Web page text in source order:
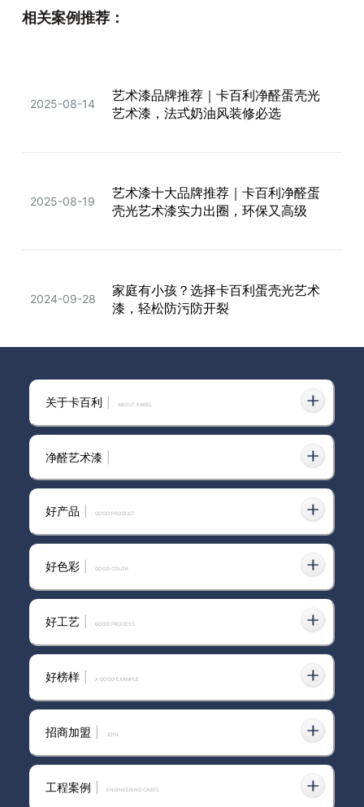
2024-05-10
与乳胶漆区别
2024-02-23
惊！蛋壳光艺术漆只要3xxx块？还包
工包料
2024-09-07
乳胶漆改艺术漆成功下车！实拍真的
很不错！！！
相关案例推荐：
2025-08-14
艺术漆品牌推荐｜卡百利净醛蛋壳光
艺术漆，法式奶油风装修必选
2025-08-19
艺术漆十大品牌推荐｜卡百利净醛蛋
壳光艺术漆实力出圈，环保又高级
2024-09-28
家庭有小孩？选择卡百利蛋壳光艺术
漆，轻松防污防开裂
2025-01-13
了就会反复爱上
2023-06-21
避坑|刷蛋壳光艺术漆一定要知道的几
2025-12-12
装出了显大的梦中情房
新家墙面被问爆！全靠这米兰丝绒艺
术漆
2025-03-27
被问爆的米兰丝绒墙艺术漆 轻法式装
修必选卡百利米兰丝绒艺术漆
关于卡百利 ABOUT KABEL
净醛艺术漆
好产品 GOOD PRODUCT
好色彩 GOOD COLOR
好工艺 GOOD PROCESS
好榜样 A GOOD EXAMPLE
招商加盟 join
工程案例 ENGINEERING CASES